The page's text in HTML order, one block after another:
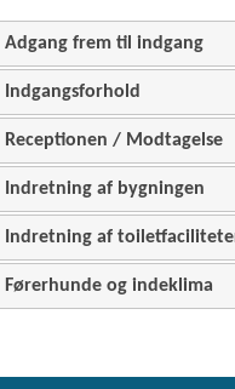
Adgang frem til indgang
Indgangsforhold
Receptionen / Modtagelse
Indretning af bygningen
Indretning af
Førerhunde og indeklima